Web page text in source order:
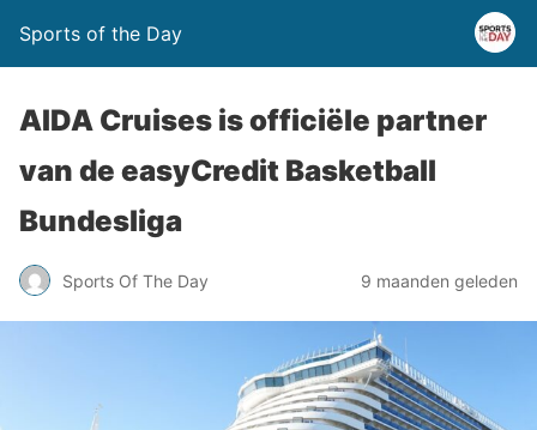
Sports of the Day
AIDA Cruises is officiële partner
van de easyCredit Basketball
Bundesliga
Sports Of The Day 9 maanden geleden